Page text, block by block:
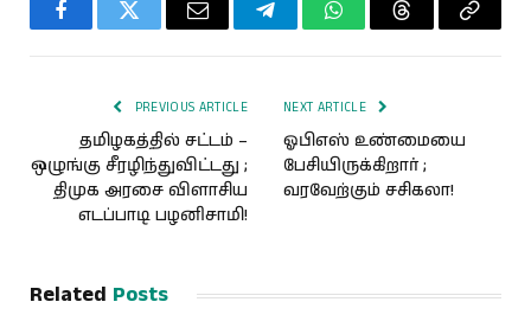
FacebookTwitter Email TelegramWhatsAppThreadsCopy
PREVIOUS ARTICLE
தமிழகத்தில் சட்டம் –
ஒழுங்கு சீரழிந்துவிட்டது ;
திமுக அரசை விளாசிய
எடப்பாடி பழனிசாமி!
NEXT ARTICLE
ஓபிஎஸ் உண்மையை
பேசியிருக்கிறார் ;
வரவேற்கும் சசிகலா!
Related Posts